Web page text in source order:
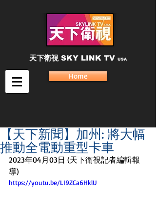
天下衛視 SKY LINK TV USA
Home
【天下新聞】加州: 將大幅
推動全電動重型卡車
2023年04月03日 (天下衛視記者編輯報
導)
https://youtu.be/LI9ZCa6HklU